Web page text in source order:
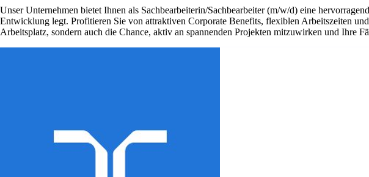
Unser Unternehmen bietet Ihnen als Sachbearbeiterin/Sachbearbeiter (m/w/d) eine
Entwicklung legt. Profitieren Sie von attraktiven Corporate Benefits, flexiblen Arbeitszeiten
Arbeitsplatz, sondern auch die Chance, aktiv an spannenden Projekten mitzuwirken und Ihre